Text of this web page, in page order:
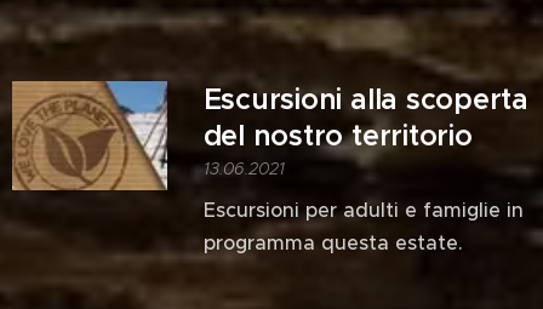
Escursioni alla scoperta
del nostro territorio
13.06.2021
Escursioni per adulti e famiglie in
programma questa estate.